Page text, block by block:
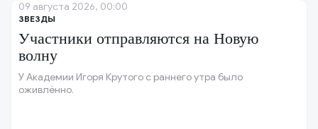
ЗВЕЗДЫ
Участники отправляются на Новую
волну
У Академии Игоря Крутого с раннего утра было
оживлённо.
09 августа 2026, 00:00